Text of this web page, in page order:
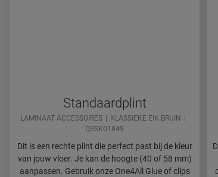
Standaardplint
LAMINAAT ACCESSOIRES
KLASSIEKE EIK BRUIN
QSSK01849
Dit is een rechte plint die perfect past bij de kleur
van jouw vloer. Je kan de hoogte (40 of 58 mm)
aanpassen. Gebruik onze One4All Glue of clips